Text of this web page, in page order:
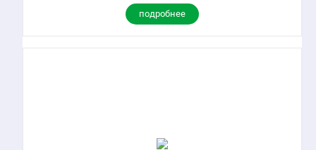
подробнее